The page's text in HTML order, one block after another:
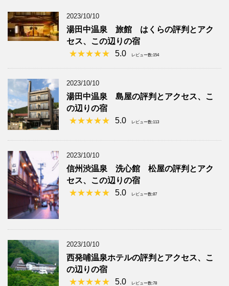
2023/10/10
湯田中温泉 旅館 はくらの評判とアク
セス、この辺りの宿
5.0
レビュー数:154
2023/10/10
湯田中温泉 島屋の評判とアクセス、こ
の辺りの宿
5.0
レビュー数:113
2023/10/10
信州渋温泉 洗心館 松屋の評判とアク
セス、この辺りの宿
5.0
レビュー数:87
2023/10/10
西発哺温泉ホテルの評判とアクセス、こ
の辺りの宿
5.0
レビュー数:78